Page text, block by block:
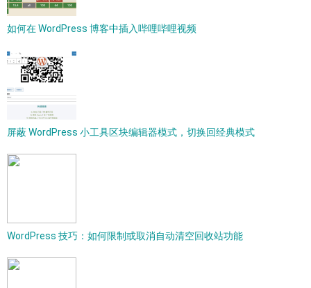
如何在 WordPress 博客中插入哔哩哔哩视频
屏蔽 WordPress 小工具区块编辑器模式，切换回经典模式
WordPress 技巧：如何限制或取消自动清空回收站功能